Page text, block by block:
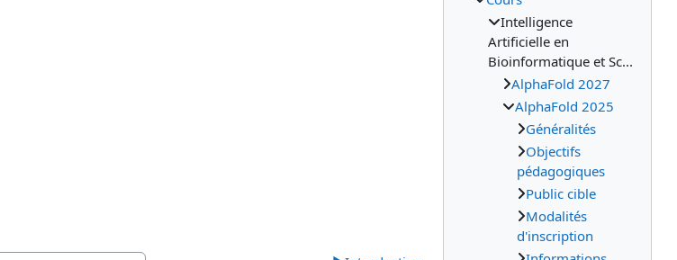
Intelligence
Artificielle en
Bioinformatique et Sc...
AlphaFold 2027
AlphaFold 2025
Généralités
Objectifs
pédagogiques
Public cible
Modalités
d'inscription